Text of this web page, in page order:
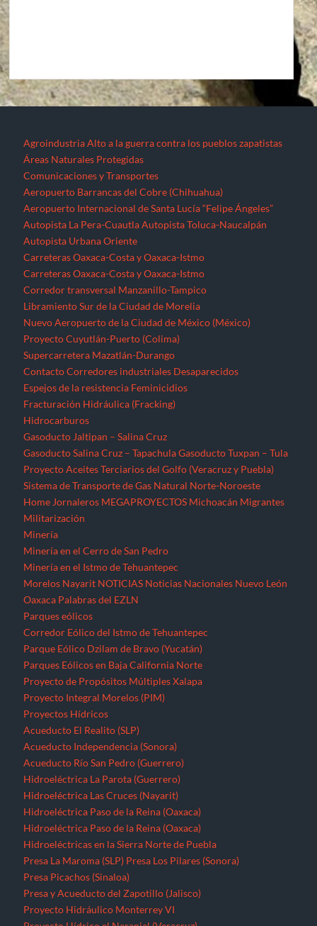
Carreteras Oaxaca-Costa y Oaxaca-Istmo
Carreteras Oaxaca-Costa y Oaxaca-Istmo
Corredor transversal Manzanillo-Tampico
Nuevo Aeropuerto de la Ciudad de México (México)
Proyecto Cuyutlán-Puerto (Colima)
Supercarretera Mazatlán-Durango
ContactoCorredores industrialesDesaparecidos
Espejos de la resistenciaFeminicidios
Fracturación Hidráulica (Fracking)
Hidrocarburos
Gasoducto Jaltipan – Salina Cruz
Gasoducto Salina Cruz – TapachulaGasoducto Tuxpan – Tula
Proyecto Aceites Terciarios del Golfo (Veracruz y Puebla)
Sistema de Transporte de Gas Natural Norte-Noroeste
Home JornalerosMEGAPROYECTOSMichoacánMigrantes
Militarización
Minería
Minería en el Cerro de San Pedro
Minería en el Istmo de Tehuantepec
MorelosNayaritNOTICIASNoticias Nacionales
OaxacaPalabras del EZLN
Parques eólicos
Corredor Eólico del Istmo de Tehuantepec
Parque Eólico Dzilam de Bravo (Yucatán)
Parques Eólicos en Baja California Norte
Proyecto de Propósitos Múltiples Xalapa
Proyecto Integral Morelos (PIM)
Proyectos Hídricos
Acueducto El Realito (SLP)
Acueducto Independencia (Sonora)
Acueducto Río San Pedro (Guerrero)
Hidroeléctrica La Parota (Guerrero)
Hidroeléctrica Las Cruces (Nayarit)
Hidroeléctrica Paso de la Reina (Oaxaca)
Hidroeléctrica Paso de la Reina (Oaxaca)
Hidroeléctricas en la Sierra Norte de Puebla
Presa La Maroma (SLP) Presa Los Pilares (Sonora)
Presa Picachos (Sinaloa)
Presa y Acueducto del Zapotillo (Jalisco)
Proyecto Hidráulico Monterrey VI
Proyecto Hídrico el Naranjal (Veracruz)
Puebla QuerétaroQuintana Roo
Recursos forestales
Extracción de maderas preciosas en Ostula (Michoacán)
San Luis Potosí
Seminario “El pensamiento crítico frente a la hidra
capitalista”
Sinaloa SonoraTabasco Tamaulipas TlaxcalaTren Maya
VeracruzViolencia contra periodistas
Zonas de Desarrollo Económico y Social (ZODES) Ciudad de
México